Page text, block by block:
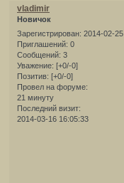
vladimir
Новичок
Зарегистрирован: 2014-02-25
Приглашений: 0
Сообщений: 3
Уважение: [+0/-0]
Позитив: [+0/-0]
Провел на форуме:
21 минуту
Последний визит:
2014-03-16 16:05:33